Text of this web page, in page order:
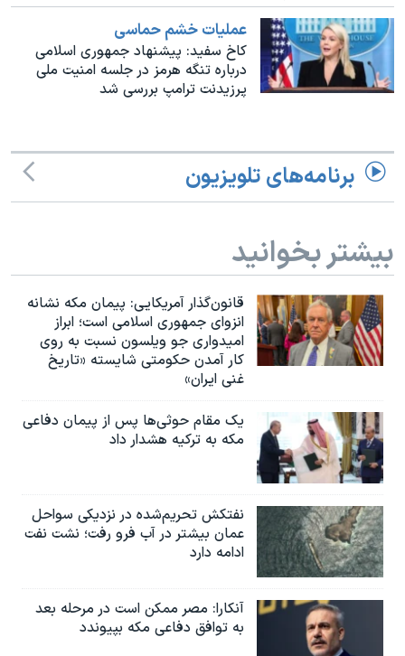
صفحه‌های ویژه
سفر پرزیدنت ترامپ به چین
عملیات خشم حماسی
کاخ سفید: پیشنهاد جمهوری اسلامی
درباره تنگه هرمز در جلسه امنیت ملی
پرزیدنت ترامپ بررسی شد
برنامه‌های تلویزیون
بیشتر بخوانید
قانون‌گذار آمریکایی: پیمان مکه نشانه
انزوای جمهوری اسلامی است؛ ابراز
امیدواری جو ویلسون نسبت به روی
کار آمدن حکومتی شایسته «تاریخ
غنی ایران»
یک مقام حوثی‌ها پس از پیمان دفاعی
مکه به ترکیه هشدار داد
نفتکش تحریم‌شده در نزدیکی سواحل
عمان بیشتر در آب فرو رفت؛ نشت نفت
ادامه دارد
آنکارا: مصر ممکن است در مرحله بعد
به توافق دفاعی مکه بپیوندد